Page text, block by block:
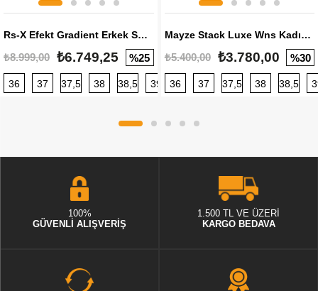
Rs-X Efekt Gradient Erkek Sneaker
₺8.999,00 ₺6.749,25 %25
36 37 37,5 38 38,5 39 40 40,5 41 42 42,5
Mayze Stack Luxe Wns Kadın Sneaker
₺5.400,00 ₺3.780,00 %30
36 37 37,5 38 38,5
100%
GÜVENLİ ALIŞVERİŞ
1.500 TL VE ÜZERİ
KARGO BEDAVA